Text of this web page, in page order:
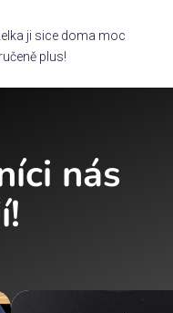
ji sice doma moc
plus!
nás